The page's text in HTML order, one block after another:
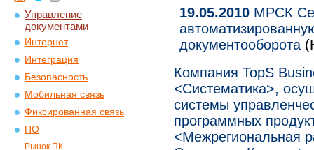
Управление
документами
Интернет
Интеграция
Безопасность
Мобильная связь
Фиксированная связь
ПО
Рынок ПК
19.05.2010 МРСК
документооборота
Компания TopS
<Систематика>,
системы
программных
<Межрегиональная